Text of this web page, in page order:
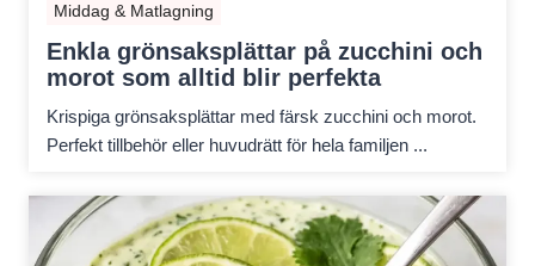
Middag & Matlagning
Enkla grönsaksplättar på zucchini och
morot som alltid blir perfekta
Krispiga grönsaksplättar med färsk zucchini och morot.
Perfekt tillbehör eller huvudrätt för hela familjen ...